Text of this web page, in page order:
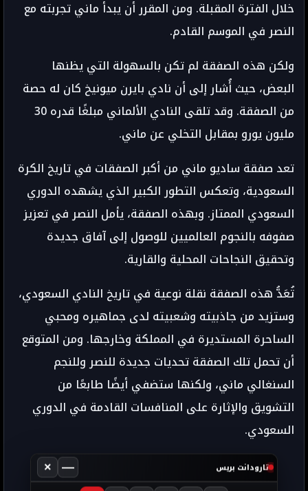
خلال الفترة المقبلة. ومن المقرر أن يبدأ ماني تجربته مع
النصر في الموسم القادم.
ولكن هذه الصفقة لم تكن بالسهولة التي يظنها
البعض، حيث أُشار إلى أن نادي بايرن ميونيخ كان له حصة
من الصفقة. وقد تلقى النادي الألماني مبلغًا قدره 30
مليون يورو بمقابل التخلي عن ماني.
تعد صفقة ساديو ماني من أكبر الصفقات في تاريخ الكرة
السعودية، وتعكس التطور الكبير الذي يشهده الدوري
السعودي الممتاز. وبهذه الصفقة، يأمل النصر في تعزيز
صفوفه بالنجوم العالميين للوصول إلى آفاق جديدة
وتحقيق النجاحات المحلية والقارية.
تُعَدُّ هذه الصفقة نقلة نوعية في تاريخ النادي السعودي،
وستزيد من جاذبيته وشعبيته لدى جماهيره ومحبي
الساحرة المستديرة في المملكة وخارجها. ومن المتوقع
أن تحمل تلك الصفقة تحديات جديدة للنصر وللنجم
السنغالي ماني، ولكنها ستضفي أيضًا طابعًا من
التشويق والإثارة على المنافسات القادمة في الدوري
السعودي.
تارودانت بريس —
×